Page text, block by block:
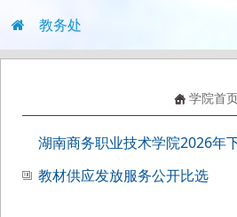
教务处
学院首
湖南商务职业技术学院2026年
教材供应发放服务公开比选